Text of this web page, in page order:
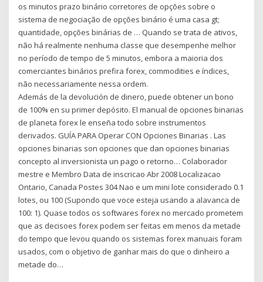
os minutos prazo binário corretores de opções sobre o
sistema de negociação de opções binário é uma casa gt;
quantidade, opções binárias de … Quando se trata de ativos,
não há realmente nenhuma classe que desempenhe melhor
no período de tempo de 5 minutos, embora a maioria dos
comerciantes binários prefira forex, commodities e índices,
não necessariamente nessa ordem.
Además de la devolución de dinero, puede obtener un bono
de 100% en su primer depósito. El manual de opciones binarias
de planeta forex le enseña todo sobre instrumentos
derivados. GUÍA PARA Operar CON Opciones Binarias . Las
opciones binarias son opciones que dan opciones binarias
concepto al inversionista un pago o retorno… Colaborador
mestre e Membro Data de inscricao Abr 2008 Localizacao
Ontario, Canada Postes 304 Nao e um mini lote considerado 0.1
lotes, ou 100 (Supondo que voce esteja usando a alavanca de
100: 1). Quase todos os softwares forex no mercado prometem
que as decisoes forex podem ser feitas em menos da metade
do tempo que levou quando os sistemas forex manuais foram
usados, com o objetivo de ganhar mais do que o dinheiro a
metade do…